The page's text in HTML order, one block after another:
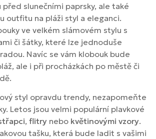
před slunečními paprsky, ale také
outfitu na pláži styl a eleganci.
ve velkém slámovém stylu s
či šátky, které lze jednoduše
Navíc se vám klobouk bude
ale i při procházkách po městě či
styl opravdu trendy, nezapomeňte
Letos jsou velmi populární plavkové
, flitry nebo květinovými vzory.
tašku, která bude ladit s vašimi